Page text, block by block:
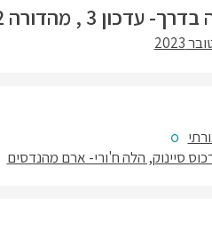
22 , אוקטובר 2023
2023
סיינוק, הלה ח'ורי- ארם מהנדסים